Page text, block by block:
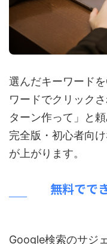
選んだキーワード
ワードでクリック
ターン作って」と
完全版・初心者向
が上がります。
無料でで
Google検索のサジ